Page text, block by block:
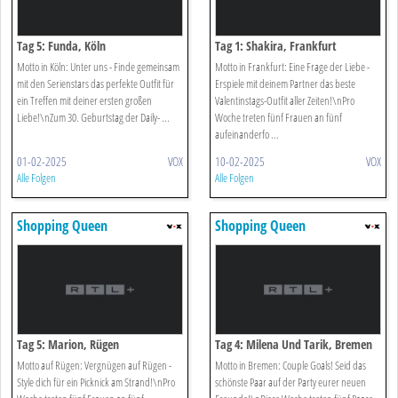
Tag 5: Funda, Köln
Motto in Köln: Unter uns - Finde gemeinsam
mit den Serienstars das perfekte Outfit für
ein Treffen mit deiner ersten großen
Liebe!\nZum 30. Geburtstag der Daily- ...
01-02-2025 VOX
Alle Folgen
Tag 1: Shakira, Frankfurt
Motto in Frankfurt: Eine Frage der Liebe -
Erspiele mit deinem Partner das beste
Valentinstags-Outfit aller Zeiten!\nPro
Woche treten fünf Frauen an fünf
aufeinanderfo ...
10-02-2025 VOX
Alle Folgen
Shopping Queen
Tag 5: Marion, Rügen
Motto auf Rügen: Vergnügen auf Rügen -
Style dich für ein Picknick am Strand!\nPro
Shopping Queen
Tag 4: Milena Und Tarik, Bremen
Motto in Bremen: Couple Goals! Seid das
schönste Paar auf der Party eurer neuen